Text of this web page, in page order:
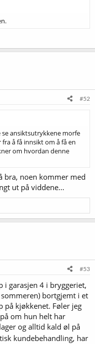
#52
ansiktsutrykkene morfe
å få innsikt om å få en
om hvordan denne
bra, noen kommer med
ut på viddene...
#53
i garasjen 4 i bryggeriet,
bortgjemt i et
på kjøkkenet. Føler jeg
om hun helt har
og alltid kald øl på
kundebehandling, har